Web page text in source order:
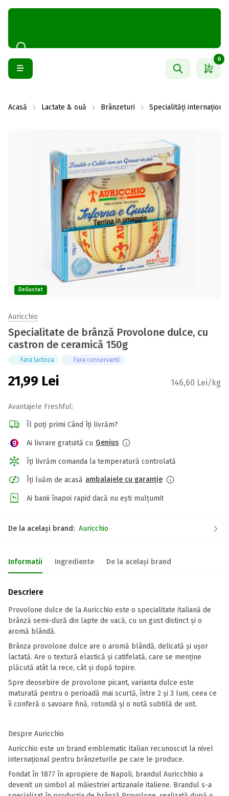
0
Acasă Lactate & ouă Brânzeturi Specialități
DeGustat
Auricchio
Specialitate de brânză Provolone dulce, cu
castron de ceramică 150g
Fara lactoza Fara conservanti
21,99 Lei 146,60 Lei/kg
Avantajele Freshful:
Îl poți primi Când îți livrăm?
Ai livrare gratuită cu Genius
Îți livrăm comanda la temperatură controlată
Îți luăm de acasă ambalajele cu garanție
Ai banii înapoi rapid dacă nu ești mulțumit
De la același brand: Auricchio
Informatii Ingrediente De la același brand
Descriere
Provolone dulce de la Auricchio este o specialitate italiană de
brânză semi-dură din lapte de vacă, cu un gust distinct și o
aromă blândă.
Brânza provolone dulce are o aromă blândă, delicată și ușor
lactată. Are o textură elastică și catifelată, care se menține
plăcută atât la rece, cât și după topire.
Spre deosebire de provolone picant, varianta dulce este
maturată pentru o perioadă mai scurtă, între 2 și 3 luni, ceea ce
îi conferă o savoare fină, rotundă și o notă subtilă de unt.
Despre Auricchio
Auricchio este un brand emblematic italian recunoscut la nivel
internațional pentru brânzeturile pe care le produce.
Fondat în 1877 în apropiere de Napoli, brandul Auricchhio a
devenit un simbol al măiestriei artizanale italiene. Brandul s-a